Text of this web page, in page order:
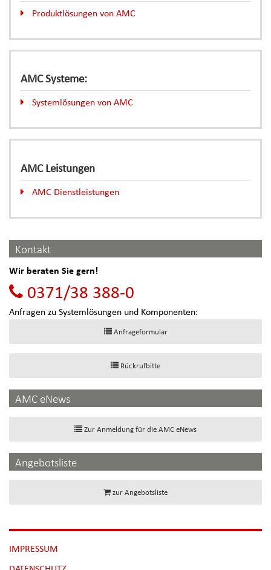
Produktlösungen von AMC
AMC Systeme:
Systemlösungen von AMC
AMC Leistungen
AMC Dienstleistungen
Kontakt
Wir beraten Sie gern!
0371/38 388-0
Anfragen zu Systemlösungen und Komponenten:
Anfrageformular
Rückrufbitte
AMC eNews
Zur Anmeldung für die AMC eNews
Angebotsliste
zur Angebotsliste
NAVIGATION
ÜBERSPRINGEN
IMPRESSUM